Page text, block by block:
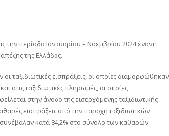
την περίοδο Ιανουαρίου – Νοεμβρίου 2024 έναντι
της Ελλάδος.
ταξιδιωτικές εισπράξεις, οι οποίες διαμορφώθηκαν
στις ταξιδιωτικές πληρωμές, οι οποίες
στην άνοδο της εισερχόμενης ταξιδιωτικής
εισπράξεις από την παροχή ταξιδιωτικών
συνέβαλαν κατά 84,2% στο σύνολο των καθαρών